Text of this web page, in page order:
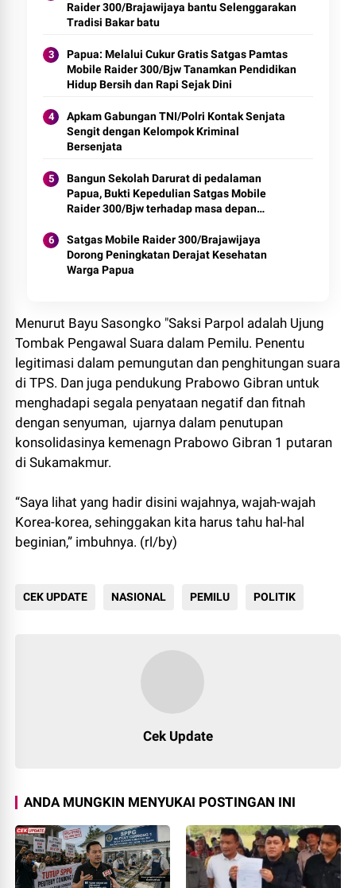
Raider 300/Brajawijaya bantu Selenggarakan
Tradisi Bakar batu
Papua: Melalui Cukur Gratis Satgas Pamtas
Mobile Raider 300/Bjw Tanamkan Pendidikan
Hidup Bersih dan Rapi Sejak Dini
Apkam Gabungan TNI/Polri Kontak Senjata
Sengit dengan Kelompok Kriminal
Bersenjata
Bangun Sekolah Darurat di pedalaman
Papua, Bukti Kepedulian Satgas Mobile
Raider 300/Bjw terhadap masa depan
Satgas Mobile Raider 300/Brajawijaya
Dorong Peningkatan Derajat Kesehatan
Warga Papua
Menurut Bayu Sasongko "Saksi Parpol adalah Ujung
Tombak Pengawal Suara dalam Pemilu. Penentu
legitimasi dalam pemungutan dan penghitungan suara
di TPS. Dan juga pendukung Prabowo Gibran untuk
menghadapi segala penyataan negatif dan fitnah
dengan senyuman, ⁣ ujarnya dalam penutupan
konsolidasinya kemenagn Prabowo Gibran 1 putaran
di Sukamakmur.
“Saya lihat yang hadir disini wajahnya, wajah-wajah
Korea-korea, sehinggakan kita harus tahu hal-hal
beginian,” imbuhnya. ⁣(rl/by)
CEK UPDATE NASIONAL PEMILU POLITIK
Cek Update
ANDA MUNGKIN MENYUKAI POSTINGAN INI